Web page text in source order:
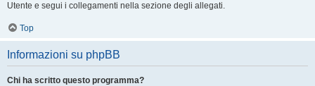
Utente e segui i collegamenti nella sezione degli allegati.
Top
Informazioni su phpBB
Chi ha scritto questo programma?